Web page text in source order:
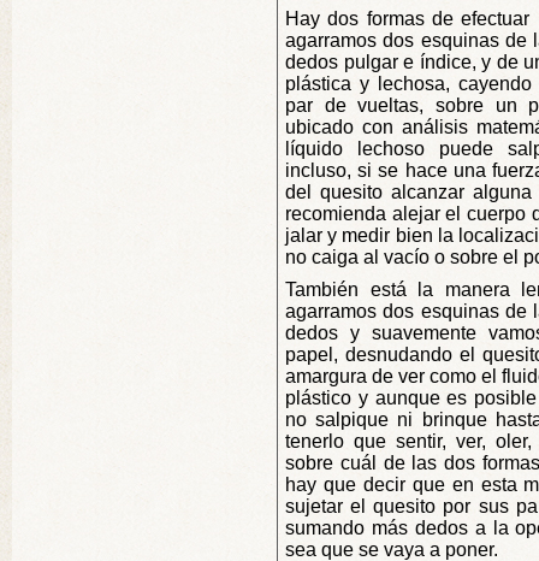
Hay dos formas de
agarramos dos esquinas de
dedos pulgar e índice, y de
plástica y lechosa,
par de vueltas, sobre un
ubicado con análisis
líquido lechoso puede
incluso, si se hace una
del quesito alcanzar
recomienda alejar el cuerpo
jalar y medir bien la
no caiga al vacío o sobre el
También está la manera
agarramos dos esquinas de
dedos y suavemente
papel, desnudando el
amargura de ver como el
plástico y aunque es
no salpique ni brinque
tenerlo que sentir, ver,
sobre cuál de las dos
hay que decir que en esta
sujetar el quesito por sus
sumando más dedos a la
sea que se vaya a poner.